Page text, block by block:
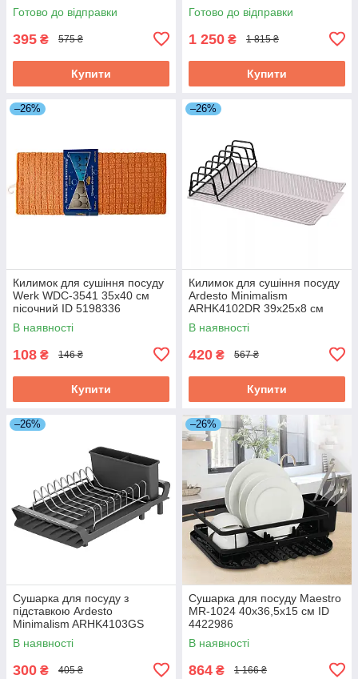
Готово до відправки
395 ₴ 575 ₴
Купити
Готово до відправки
1 250 ₴ 1 815 ₴
Купити
–26%
Килимок для сушіння посуду
Werk WDС-3541 35х40 см
пісочний ID 5198336
В наявності
108 ₴ 146 ₴
Купити
–26%
Килимок для сушіння посуду
Ardesto Minimalism
ARHK4102DR 39х25х8 см
сірий ID 5184559
В наявності
420 ₴ 567 ₴
Купити
–26%
Сушарка для посуду з
підставкою Ardesto
Minimalism ARHK4103GS
46.5х19.5х9.5 см чорна ID
5226603
В наявності
300 ₴ 405 ₴
–26%
Сушарка для посуду Maestro
MR-1024 40х36,5х15 см ID
4422986
В наявності
864 ₴ 1 166 ₴